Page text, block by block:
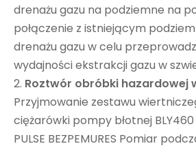
drenażu gazu na podziemne na
połączenie z istniejącym
drenażu gazu w celu
wydajności ekstrakcji gazu w
2. Roztwór obróbki hazardowej
Przyjmowanie zestawu
ciężarówki pompy błotnej BLY460
PULSE BEZPEMURES Pomiar